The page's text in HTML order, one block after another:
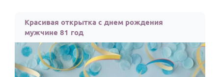
Красивая открытка с днем рождения
мужчине 81 год